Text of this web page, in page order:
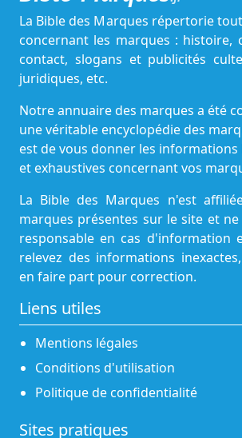
La Bible des Marques répertorie
concernant les marques : histoire,
contact, slogans et publicités
juridiques, etc.
Notre annuaire des marques a été
une véritable encyclopédie des
est de vous donner les informations
et exhaustives concernant vos
La Bible des Marques n'est
marques présentes sur le site et
responsable en cas d'information
relevez des informations
en faire part pour correction.
Liens utiles
Mentions légales
Conditions d'utilisation
Politique de confidentialité
Sites pratiques